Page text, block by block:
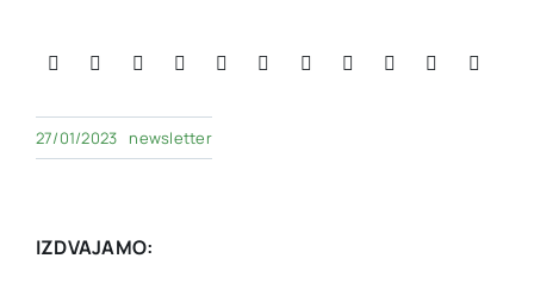
27/01/2023 newsletter
IZDVAJAMO: